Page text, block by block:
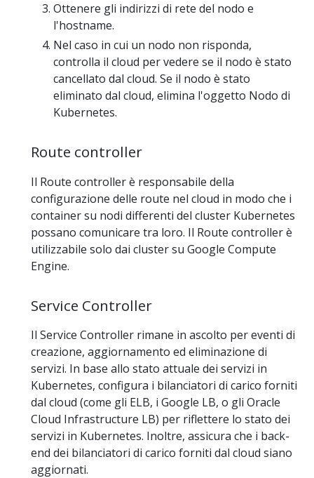
Ottenere gli indirizzi di rete del nodo e
l'hostname.
Nel caso in cui un nodo non risponda,
controlla il cloud per vedere se il nodo è stato
cancellato dal cloud. Se il nodo è stato
eliminato dal cloud, elimina l'oggetto Nodo di
Kubernetes.
Route controller
Il Route controller è responsabile della
configurazione delle route nel cloud in modo che i
container su nodi differenti del cluster Kubernetes
possano comunicare tra loro. Il Route controller è
utilizzabile solo dai cluster su Google Compute
Engine.
Service Controller
Il Service Controller rimane in ascolto per eventi di
creazione, aggiornamento ed eliminazione di
servizi. In base allo stato attuale dei servizi in
Kubernetes, configura i bilanciatori di carico forniti
dal cloud (come gli ELB, i Google LB, o gli Oracle
Cloud Infrastructure LB) per riflettere lo stato dei
servizi in Kubernetes. Inoltre, assicura che i back-
end dei bilanciatori di carico forniti dal cloud siano
aggiornati.